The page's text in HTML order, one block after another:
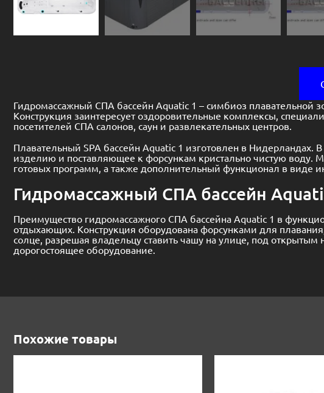
Гидромассажный СПА бассейн Aquatic 1 – симбиоз плавательной
Конструкция заинтересует оздоровительные комплексы,
посетителей СПА салонов, саун и развлекательных центров.
Плавательный SPA бассейн Aquatic 1 изготовлен в Нидерландах.
изделию и поставляющее к форсункам кристально чистую воду.
готовых программ, а также дополнительный функционал в виде
Гидромассажный СПА бассейн
Преимущество гидромассажного СПА бассейна Aquatic 1 в
отдыхающих. Конструкция оборудована форсунками для
солце, разрешая владельцу ставить чашу на улице, под
дорогостоящее оборудование.
Похожие товары